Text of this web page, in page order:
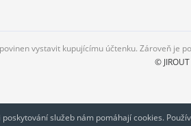
vystavit kupujícímu účtenku. Zároveň je
©
poskytování služeb nám pomáhají cookies.